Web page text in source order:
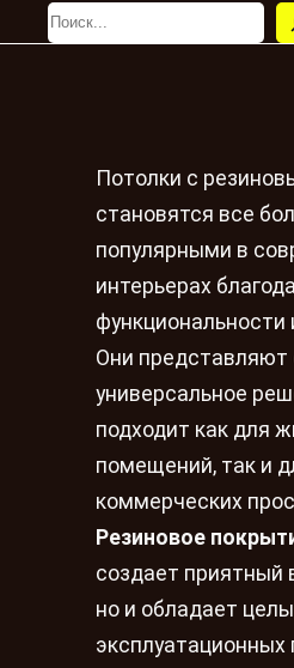
Потолки с
становятся все
популярными в
интерьерах
функциональности
Они представляют
универсальное
подходит как для
помещений, так и
коммерческих
Резиновое
создает приятный
но и обладает